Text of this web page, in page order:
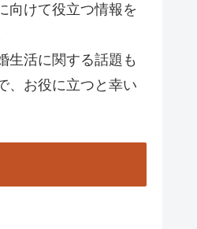
向けて役立つ情報を
生活に関する話題も
、お役に立つと幸い